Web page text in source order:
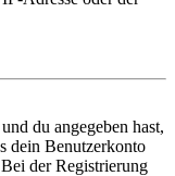
du angegeben hast,
dein Benutzerkonto
der Registrierung